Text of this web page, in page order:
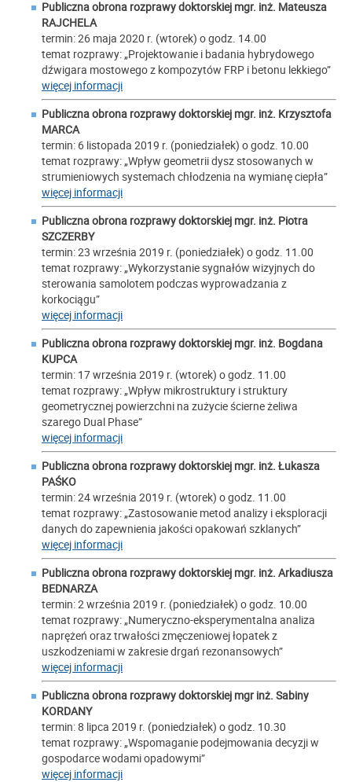
Publiczna obrona rozprawy doktorskiej mgr. inż. Mateusza
RAJCHELA
termin: 26 maja 2020 r. (wtorek) o godz. 14.00
temat rozprawy: „Projektowanie i badania hybrydowego
dźwigara mostowego z kompozytów FRP i betonu lekkiego”
więcej informacji
Publiczna obrona rozprawy doktorskiej mgr. inż. Krzysztofa
MARCA
termin: 6 listopada 2019 r. (poniedziałek) o godz. 10.00
temat rozprawy: „Wpływ geometrii dysz stosowanych w
strumieniowych systemach chłodzenia na wymianę ciepła”
więcej informacji
Publiczna obrona rozprawy doktorskiej mgr. inż. Piotra
SZCZERBY
termin: 23 września 2019 r. (poniedziałek) o godz. 11.00
temat rozprawy: „Wykorzystanie sygnałów wizyjnych do
sterowania samolotem podczas wyprowadzania z
korkociągu”
więcej informacji
Publiczna obrona rozprawy doktorskiej mgr. inż. Bogdana
KUPCA
termin: 17 września 2019 r. (wtorek) o godz. 11.00
temat rozprawy: „Wpływ mikrostruktury i struktury
geometrycznej powierzchni na zużycie ścierne żeliwa
szarego Dual Phase”
więcej informacji
Publiczna obrona rozprawy doktorskiej mgr. inż. Łukasza
PAŚKO
termin: 24 września 2019 r. (wtorek) o godz. 11.00
temat rozprawy: „Zastosowanie metod analizy i eksploracji
danych do zapewnienia jakości opakowań szklanych”
więcej informacji
Publiczna obrona rozprawy doktorskiej mgr. inż. Arkadiusza
BEDNARZA
termin: 2 września 2019 r. (poniedziałek) o godz. 10.00
temat rozprawy: „Numeryczno-eksperymentalna analiza
naprężeń oraz trwałości zmęczeniowej łopatek z
uszkodzeniami w zakresie drgań rezonansowych”
więcej informacji
Publiczna obrona rozprawy doktorskiej mgr inż. Sabiny
KORDANY
termin: 8 lipca 2019 r. (poniedziałek) o godz. 10.30
temat rozprawy: „Wspomaganie podejmowania decyzji w
gospodarce wodami opadowymi”
więcej informacji